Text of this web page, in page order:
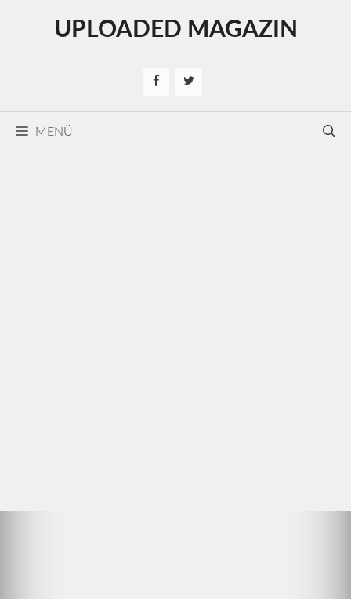
UPLOADED MAGAZIN
MENÜ